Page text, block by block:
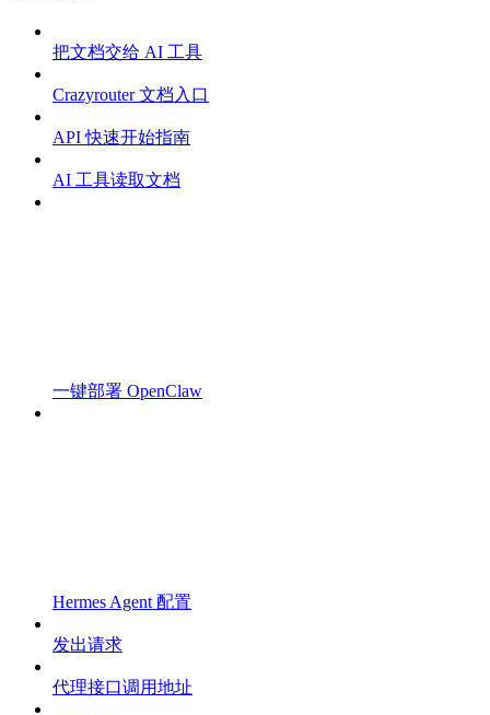
把文档交给 AI 工具
Crazyrouter 文档入口
API 快速开始指南
AI 工具读取文档
一键部署 OpenClaw
Hermes Agent 配置
发出请求
代理接口调用地址